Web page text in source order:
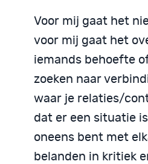
Voor mij gaat het
voor mij gaat het
iemands behoefte
zoeken naar
waar je relaties/
dat er een situatie
oneens bent met
belanden in kritiek